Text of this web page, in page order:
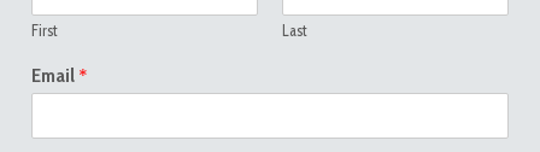
First Last
Email *